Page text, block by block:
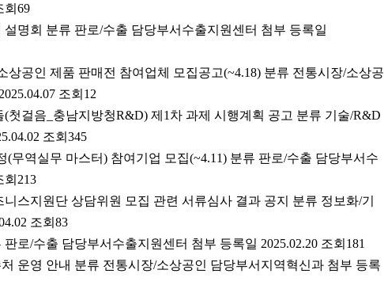
회69
명회 분류 판로/수출 담당부서수출지원센터 첨부 등록일
상공인 제품 판매전 참여업체 모집공고(~4.18) 분류 전통시장/소상공
조회12
첫걸음_충남지방청R&D) 제1차 과제 시행계획 공고 분류 기술/R&D
조회345
(무역실무 마스터) 참여기업 모집(~4.11) 분류 판로/수출 담당부서수
회213
스지원단 상담위원 모집 관련 서류심사 결과 공지 분류 정보화/기
조회83
로/수출 담당부서수출지원센터 첨부 등록일 2025.02.20 조회181
운영 안내 분류 전통시장/소상공인 담당부서지역혁신과 첨부 등록